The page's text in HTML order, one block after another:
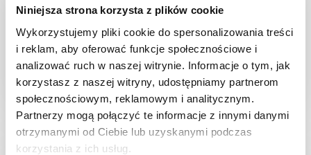
Niniejsza strona korzysta z plików cookie
Wykorzystujemy pliki cookie do spersonalizowania treści
i reklam, aby oferować funkcje społecznościowe i
analizować ruch w naszej witrynie. Informacje o tym, jak
korzystasz z naszej witryny, udostępniamy partnerom
społecznościowym, reklamowym i analitycznym.
Partnerzy mogą połączyć te informacje z innymi danymi
otrzymanymi od Ciebie lub uzyskanymi podczas
korzystania z ich usług.
FIT Serniczek Pistacjowy w Kubeczku –
deser wysokobiałkowy bez piecze…
40 min. 382 kcal 1